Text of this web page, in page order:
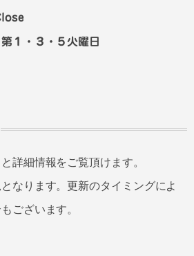
１・３・５火曜日
詳細情報をご覧頂けます。
なります。更新のタイミングによ
ございます。